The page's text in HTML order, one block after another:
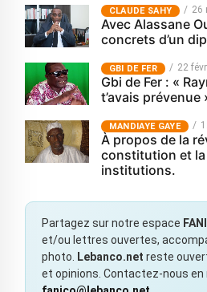
CLAUDE SAHY 26
Avec Alassane
concrets d’un
GBI DE FER 22
Gbi de Fer : «
t’avais prévenue
MANDIAYE GAYE
À propos de la
constitution et
institutions.
Partagez sur notre espace
et/ou lettres ouvertes,
photo.
Lebanco.net reste
et opinions. Contactez-nous en